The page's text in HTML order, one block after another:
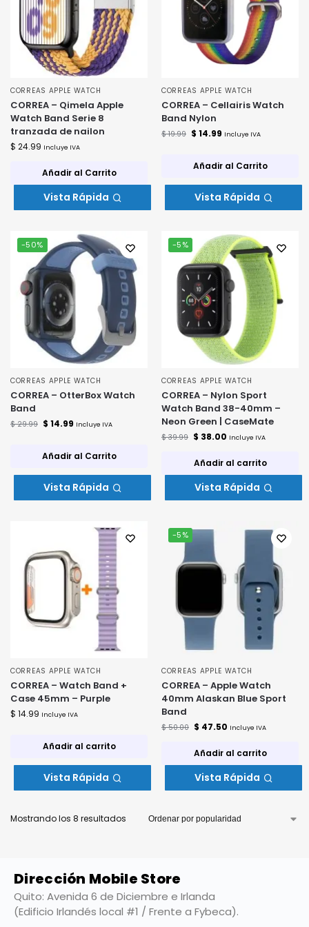
CORREAS APPLE WATCH
CORREA – Qimela Apple
Watch Band Serie 8
tranzada de nailon
$ 24.99 Incluye IVA
Añadir al Carrito
Vista Rápida
CORREAS APPLE WATCH
CORREA – Cellairis Watch
Band Nylon
$19.99 $ 14.99 Incluye IVA
Añadir al Carrito
Vista Rápida
-50%
CORREAS APPLE WATCH
CORREA – OtterBox Watch
Band
$29.99 $ 14.99 Incluye IVA
Añadir al Carrito
Vista Rápida
-5%
CORREAS APPLE WATCH
CORREA – Nylon Sport
Watch Band 38-40mm –
Neon Green | CaseMate
$39.99 $ 38.00 Incluye IVA
Añadir al carrito
Vista Rápida
CORREAS APPLE WATCH
CORREA – Watch Band +
Case 45mm – Purple
$ 14.99 Incluye IVA
Añadir al carrito
Vista Rápida
-5%
CORREAS APPLE WATCH
CORREA – Apple Watch
40mm Alaskan Blue Sport
Band
$50.00 $ 47.50 Incluye IVA
Añadir al carrito
Vista Rápida
Mostrando los 8 resultados
Dirección Mobile Store
Quito: Avenida 6 de Diciembre e Irlanda
(Edificio Irlandés local #1 / Frente a Fybeca).